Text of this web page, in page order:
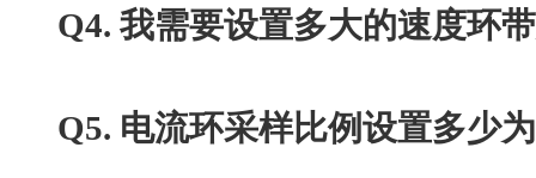
Q4. 我需要设置多大的速度环
Q5. 电流环采样比例设置多少